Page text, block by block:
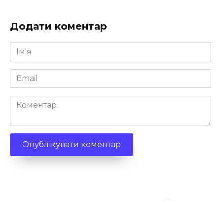
Додати коментар
Ім'я
*
Email
*
Коментар